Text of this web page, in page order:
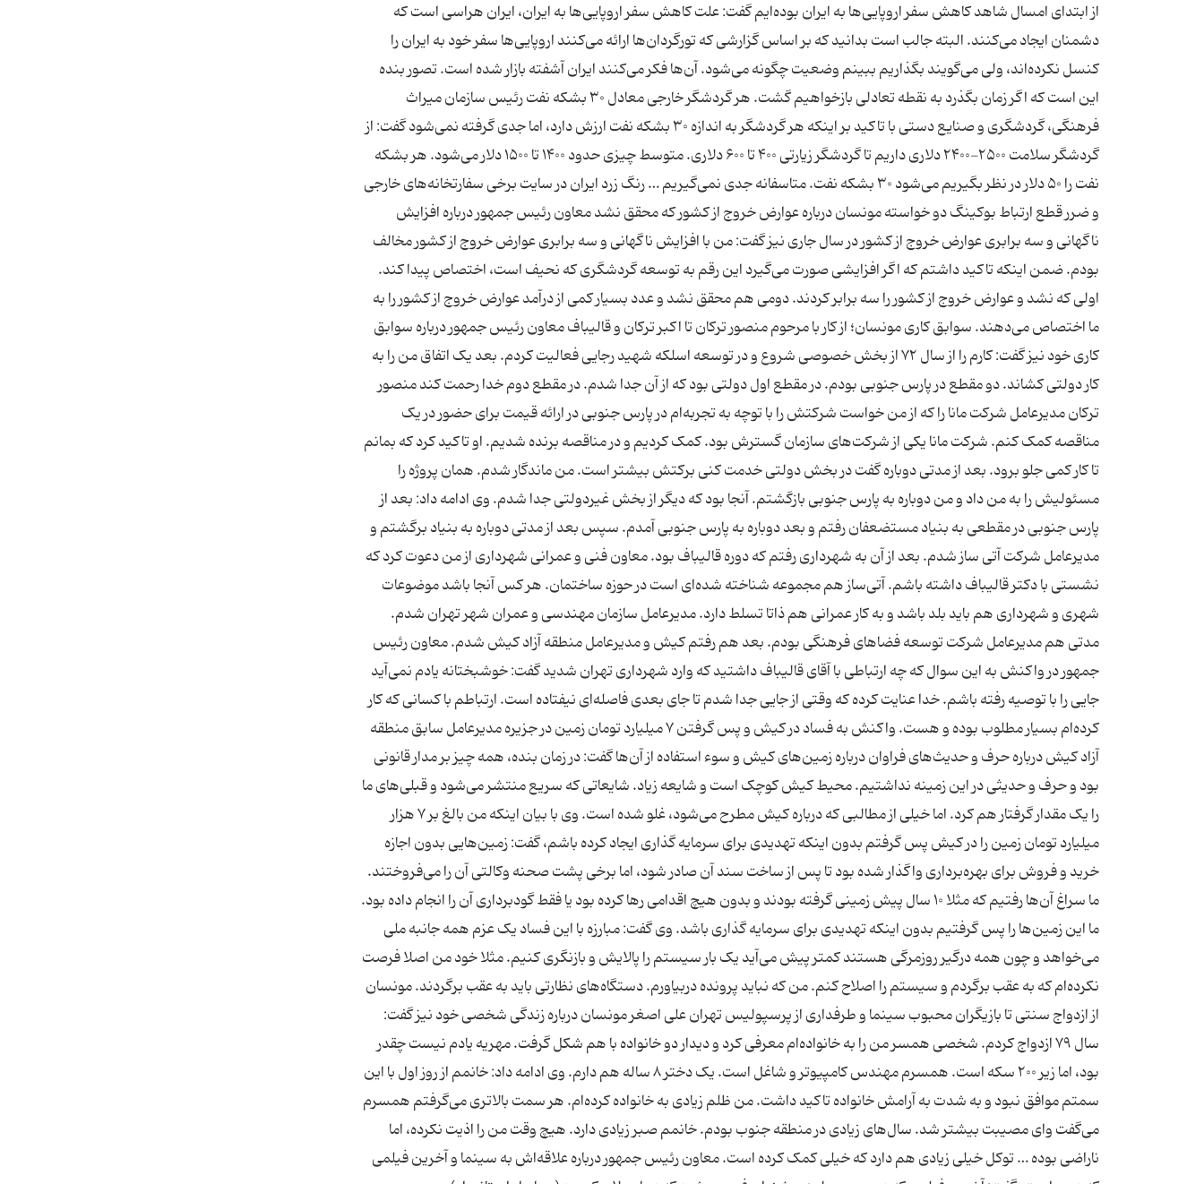
از ابتدای امسال شاهد کاهش سفر اروپایی‌ها به ایران بوده‌ایم گفت: علت کاهش سفر اروپایی‌ها به ایران، ایران هراسی است که
دشمنان ایجاد می‌کنند. البته جالب است بدانید که بر اساس گزارشی که تورگردان‌ها ارائه می‌کنند اروپایی‌ها سفر خود به ایران را
کنسل نکرده‌اند، ولی می‌گویند بگذاریم ببینم وضعیت چگونه می‌شود. آن‌ها فکر می‌کنند ایران آشفته بازار شده است. تصور بنده
این است که اگر زمان بگذرد به نقطه تعادلی بازخواهیم گشت. هر گردشگر خارجی معادل ۳۰ بشکه نفت رئیس سازمان میراث
فرهنگی، گردشگری و صنایع دستی با تاکید بر اینکه هر گردشگر به اندازه ۳۰ بشکه نفت ارزش دارد، اما جدی گرفته نمی‌شود گفت: از
گردشگر سلامت ۲۵۰۰-۲۴۰۰ دلاری داریم تا گردشگر زیارتی ۴۰۰ تا ۶۰۰ دلاری. متوسط چیزی حدود ۱۴۰۰ تا ۱۵۰۰ دلار می‌شود. هر بشکه
نفت را ۵۰ دلار در نظر بگیریم می‌شود ۳۰ بشکه نفت. متاسفانه جدی نمی‌گیریم … رنگ زرد ایران در سایت برخی سفارتخانه‌های خارجی
و ضرر قطع ارتباط بوکینگ دو خواسته مونسان درباره عوارض خروج از کشور که محقق نشد معاون رئیس جمهور درباره افزایش
ناگهانی و سه برابری عوارض خروج از کشور در سال جاری نیز گفت: من با افزایش ناگهانی و سه برابری عوارض خروج از کشور مخالف
بودم. ضمن اینکه تاکید داشتم که اگر افزایشی صورت می‌گیرد این رقم به توسعه گردشگری که نحیف است، اختصاص پیدا کند.
اولی که نشد و عوارض خروج از کشور را سه برابر کردند. دومی هم محقق نشد و عدد بسیار کمی از درآمد عوارض خروج از کشور را به
ما اختصاص می‌دهند. سوابق کاری مونسان؛ از کار با مرحوم منصور ترکان تا اکبر ترکان و قالیباف معاون رئیس جمهور درباره سوابق
کاری خود نیز گفت: کارم را از سال ۷۲ از بخش خصوصی شروع و در توسعه اسلکه شهید رجایی فعالیت کردم. بعد یک اتفاق من را به
کار دولتی کشاند. دو مقطع در پارس جنوبی بودم. در مقطع اول دولتی بود که از آن جدا شدم. در مقطع دوم خدا رحمت کند منصور
ترکان مدیرعامل شرکت مانا را که از من خواست شرکتش را با توچه به تجربه‌ام در پارس جنوبی در ارائه قیمت برای حضور در یک
مناقصه کمک کنم. شرکت مانا یکی از شرکت‌های سازمان گسترش بود. کمک کردیم و در مناقصه برنده شدیم. او تاکید کرد که بمانم
تا کار کمی جلو برود. بعد از مدتی دوباره گفت در بخش دولتی خدمت کنی برکتش بیشتر است. من ماندگار شدم. همان پروژه را
مسئولیش را به من داد و من دوباره به پارس جنوبی بازگشتم. آنجا بود که دیگر از بخش غیردولتی جدا شدم. وی ادامه داد: بعد از
پارس جنوبی در مقطعی به بنیاد مستضعفان رفتم و بعد دوباره به پارس جنوبی آمدم. سپس بعد از مدتی دوباره به بنیاد برگشتم و
مدیرعامل شرکت آتی ساز شدم. بعد از آن به شهرداری رفتم که دوره قالیباف بود. معاون فنی و عمرانی شهرداری از من دعوت کرد که
نشستی با دکتر قالیباف داشته باشم. آتی‌ساز هم مجموعه شناخته شده‌ای است در حوزه ساختمان. هر کس آنجا باشد موضوعات
شهری و شهرداری هم باید بلد باشد و به کار عمرانی هم ذاتا تسلط دارد. مدیرعامل سازمان مهندسی و عمران شهر تهران شدم.
مدتی هم مدیرعامل شرکت توسعه فضا‌های فرهنگی بودم. بعد هم رفتم کیش و مدیرعامل منطقه آزاد کیش شدم. معاون رئیس
جمهور در واکنش به این سوال که چه ارتباطی با آقای قالیباف داشتید که وارد شهرداری تهران شدید گفت: خوشبختانه یادم نمی‌آید
جایی را با توصیه رفته باشم. خدا عنایت کرده که وقتی از جایی جدا شدم تا جای بعدی فاصله‌ای نیفتاده است. ارتباطم با کسانی که کار
کرده‌ام بسیار مطلوب بوده و هست. واکنش به فساد در کیش و پس گرفتن ۷ میلیارد تومان زمین در جزیره مدیرعامل سابق منطقه
آزاد کیش درباره حرف و حدیث‌های فراوان درباره زمین‌های کیش و سوء استفاده از آن‌ها گفت: در زمان بنده، همه چیز بر مدار قانونی
بود و حرف و حدیثی در این زمینه نداشتیم. محیط کیش کوچک است و شایعه زیاد. شایعاتی که سریع منتشر می‌شود و قبلی‌های ما
را یک مقدار گرفتار هم کرد. اما خیلی از مطالبی که درباره کیش مطرح می‌شود، غلو شده است. وی با بیان اینکه من بالغ بر ۷ هزار
میلیارد تومان زمین را در کیش پس گرفتم بدون اینکه تهدیدی برای سرمایه گذاری ایجاد کرده باشم، گفت: زمین‌هایی بدون اجازه
خرید و فروش برای بهره‌برداری واگذار شده بود تا پس از ساخت سند آن صادر شود، اما برخی پشت صحنه وکالتی آن را می‌فروختند.
ما سراغ آن‌ها رفتیم که مثلا ۱۰ سال پیش زمینی گرفته بودند و بدون هیچ اقدامی رها کرده بود یا فقط گودبرداری آن را انجام داده بود.
ما این زمین‌ها را پس گرفتیم بدون اینکه تهدیدی برای سرمایه گذاری باشد. وی گفت: مبارزه با این فساد یک عزم همه جانبه ملی
می‌خواهد و چون همه درگیر روزمرگی هستند کمتر پیش می‌آید یک بار سیستم را پالایش و بازنگری کنیم. مثلا خود من اصلا فرصت
نکرده‌ام که به عقب برگردم و سیستم را اصلاح کنم. من که نباید پرونده دربیاورم. دستگاه‌های نظارتی باید به عقب برگردند. مونسان
از ازدواج سنتی تا بازیگران محبوب سینما و طرفداری از پرسپولیس تهران علی اصغر مونسان درباره زندگی شخصی خود نیز گفت:
سال ۷۹ ازدواج کردم. شخصی همسر من را به خانواده‌ام معرفی کرد و دیدار دو خانواده با هم شکل گرفت. مهریه یادم نیست چقدر
بود، اما زیر ۲۰۰ سکه است. همسرم مهندس کامپیوتر و شاغل است. یک دختر ۸ ساله هم دارم. وی ادامه داد: خانمم از روز اول با این
سمتم موافق نبود و به شدت به آرامش خانواده تاکید داشت. من ظلم زیادی به خانواده کرده‌ام. هر سمت بالاتری می‌گرفتم همسرم
می‌گفت وای مصیبت بیشتر شد. سال‌های زیادی در منطقه جنوب بودم. خانمم صبر زیادی دارد. هیچ وقت من را اذیت نکرده، اما
ناراضی بوده … توکل خیلی زیادی هم دارد که خیلی کمک کرده است. معاون رئیس جمهور درباره علاقه‌اش به سینما و آخرین فیلمی